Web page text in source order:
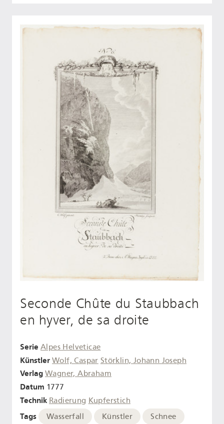
Seconde Chûte du Staubbach
en hyver, de sa droite
Serie Alpes Helveticae
Künstler Wolf, Caspar Störklin, Johann Joseph
Verlag Wagner, Abraham
Datum 1777
Technik Radierung Kupferstich
Tags Wasserfall Künstler Schnee